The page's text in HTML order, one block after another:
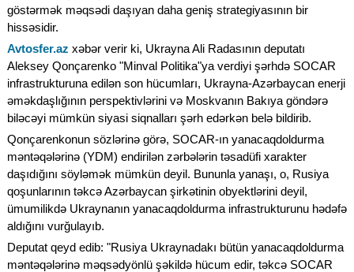
göstərmək məqsədi daşıyan daha geniş strategiyasının bir
hissəsidir.
Avtosfer.az xəbər verir ki, Ukrayna Ali Radasının deputatı
Aleksey Qonçarenko "Minval Politika"ya verdiyi şərhdə SOCAR
infrastrukturuna edilən son hücumları, Ukrayna-Azərbaycan enerji
əməkdaşlığının perspektivlərini və Moskvanın Bakıya göndərə
biləcəyi mümkün siyasi siqnalları şərh edərkən belə bildirib.
Qonçarenkonun sözlərinə görə, SOCAR-ın yanacaqdoldurma
məntəqələrinə (YDM) endirilən zərbələrin təsadüfi xarakter
daşıdığını söyləmək mümkün deyil. Bununla yanaşı, o, Rusiya
qoşunlarının təkcə Azərbaycan şirkətinin obyektlərini deyil,
ümumilikdə Ukraynanın yanacaqdoldurma infrastrukturunu hədəfə
aldığını vurğulayıb.
Deputat qeyd edib: "Rusiya Ukraynadakı bütün yanacaqdoldurma
məntəqələrinə məqsədyönlü şəkildə hücum edir, təkcə SOCAR